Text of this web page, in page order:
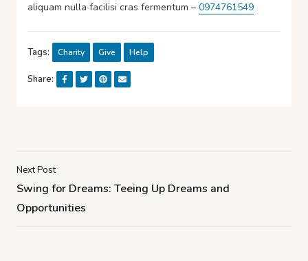
aliquam nulla facilisi cras fermentum – 0974761549
Tags: Charity Give Help
Share:
Next Post
Swing for Dreams: Teeing Up Dreams and
Opportunities